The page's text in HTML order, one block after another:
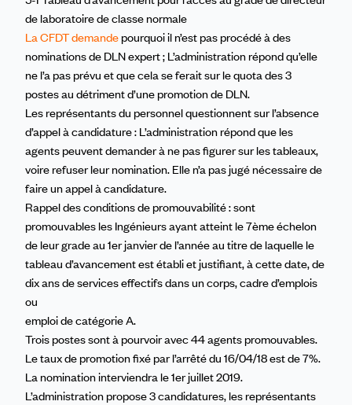
de laboratoire de classe normale
La CFDT demandepourquoi il n’est pas procédé à des
nominations de DLN expert ; L’administration répond qu’elle
ne l’a pas prévu et que cela se ferait sur le quota des 3
postes au détriment d’une promotion de DLN.
Les représentants du personnel questionnent sur l’absence
d’appel à candidature : L’administration répond que les
agents peuvent demander à ne pas figurer sur les tableaux,
voire refuser leur nomination. Elle n’a pas jugé nécessaire de
faire un appel à candidature.
Rappel des conditions de promouvabilité : sont
promouvables les Ingénieurs ayant atteint le 7ème échelon
de leur grade au 1er janvier de l’année au titre de laquelle le
tableau d’avancement est établi et justifiant, à cette date, de
dix ans de services effectifs dans un corps, cadre d’emplois
ou
emploi de catégorie A.
Trois postes sont à pourvoir avec 44 agents promouvables.
Le taux de promotion fixé par l’arrêté du 16/04/18 est de 7%.
La nomination interviendra le 1er juillet 2019.
L’administration propose 3 candidatures, les représentants